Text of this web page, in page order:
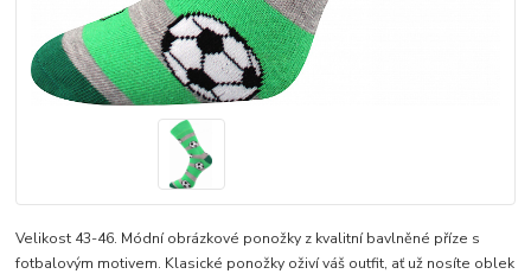
Velikost 43-46. Módní obrázkové ponožky z kvalitní bavlněné příze s
fotbalovým motivem. Klasické ponožky oživí váš outfit, ať už nosíte oblek